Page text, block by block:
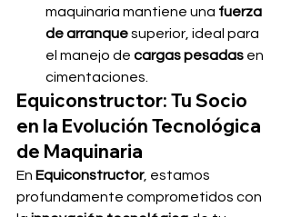
maquinaria mantiene una fuerza
de arranque superior, ideal para
el manejo de cargas pesadas en
cimentaciones.
Equiconstructor: Tu Socio
en la Evolución Tecnológica
de Maquinaria
En Equiconstructor, estamos
profundamente comprometidos con